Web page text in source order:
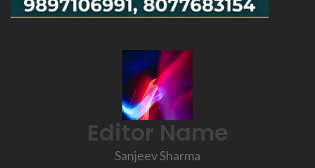
Editor Name
Sanjeev Sharma